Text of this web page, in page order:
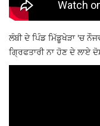
ਲੰਬੀ ਦੇ ਪਿੰਡ ਮਿੱਡੂਖੇੜਾ 'ਚ
ਗ੍ਰਿਫਤਾਰੀ ਨਾ ਹੋਣ ਦੇ ਲਾਏ